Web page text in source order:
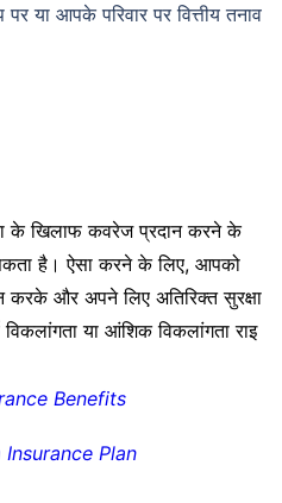
या आपके परिवार पर वित्तीय तनाव
के खिलाफ कवरेज प्रदान करने के
है। ऐसा करने के लिए, आपको
करके और अपने लिए अतिरिक्त सुरक्षा
या आंशिक विकलांगता राइ
Benefits
Insurance Plan